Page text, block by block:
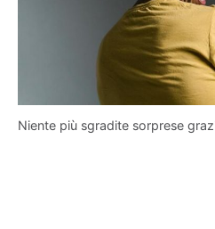
Niente più sgradite sorprese